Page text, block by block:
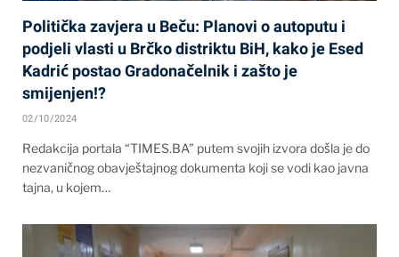
Politička zavjera u Beču: Planovi o autoputu i
podjeli vlasti u Brčko distriktu BiH, kako je Esed
Kadrić postao Gradonačelnik i zašto je
smijenjen!?
02/10/2024
Redakcija portala “TIMES.BA” putem svojih izvora došla je do
nezvaničnog obavještajnog dokumenta koji se vodi kao javna
tajna, u kojem…